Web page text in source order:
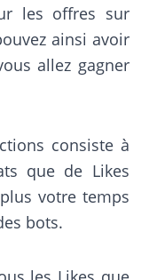
les offres sur
ainsi avoir
allez gagner
consiste à
que de Likes
votre temps
bots.